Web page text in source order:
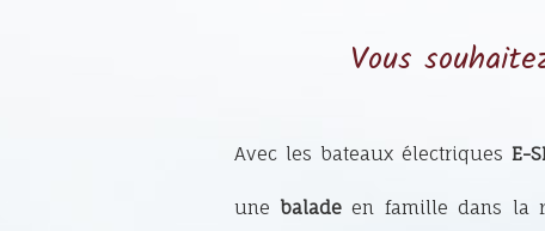
Vous
Avec les bateaux électriques E-
une balade en famille dans la